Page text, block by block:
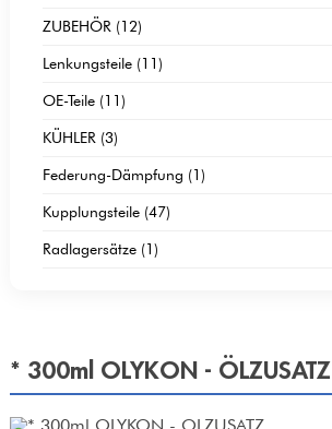
ZUBEHÖR (12)
Lenkungsteile (11)
OE-Teile (11)
KÜHLER (3)
Federung-Dämpfung (1)
Kupplungsteile (47)
Radlagersätze (1)
* 300ml OLYKON - ÖLZUSATZ